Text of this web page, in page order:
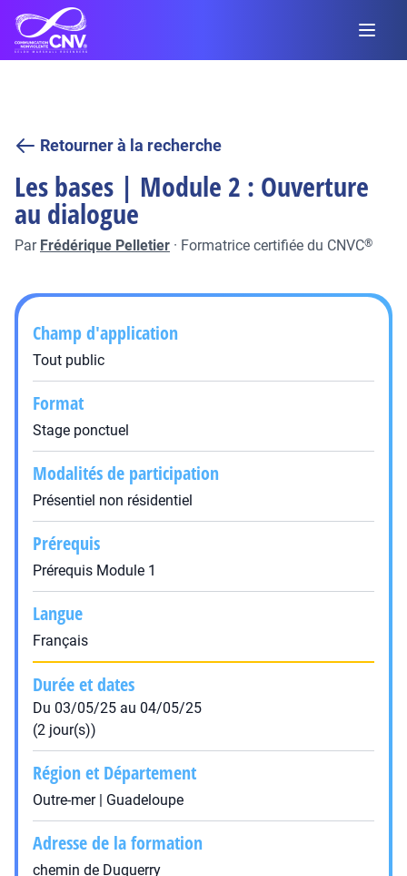
Retourner à la recherche
Les bases | Module 2 : Ouverture
au dialogue
Par Frédérique Pelletier · Formatrice certifiée du CNVC®
Champ d'application
Tout public
Format
Stage ponctuel
Modalités de participation
Présentiel non résidentiel
Prérequis
Prérequis Module 1
Langue
Français
Durée et dates
Du 03/05/25 au 04/05/25
(2 jour(s))
Région et Département
Outre-mer | Guadeloupe
Adresse de la formation
chemin de Duquerry